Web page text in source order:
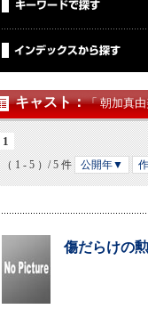
キャスト：「 朝加真
1
（ 1 - 5 ）/ 5 件 公開年▼
傷だらけの